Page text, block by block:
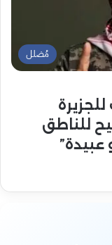
مُضلل
للناطق
عبيدة”